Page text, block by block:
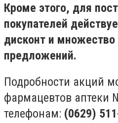
Кроме этого, для
покупателей
дисконт и
предложений.
Подробности акций
фармацевтов аптеки
телефонам: (0629)